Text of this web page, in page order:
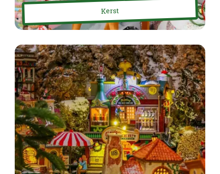
Kerst